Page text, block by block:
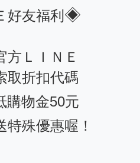
好友福利 ◈
方ＬＩＮＥ
取折扣代碼
購物金50元
特殊優惠喔！